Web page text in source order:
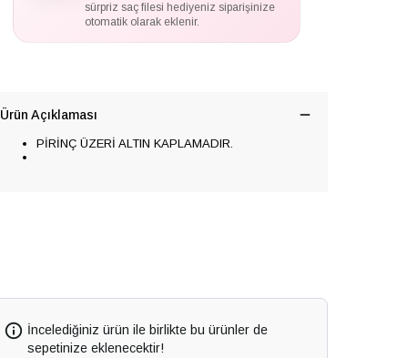
sürpriz saç filesi hediyeniz siparişinize
otomatik olarak eklenir.
Ürün Açıklaması
PİRİNÇ ÜZERİ ALTIN KAPLAMADIR.
İncelediğiniz ürün ile birlikte bu ürünler de
sepetinize eklenecektir!